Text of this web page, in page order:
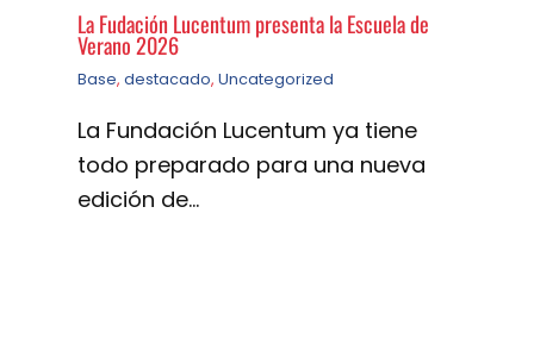
La Fudación Lucentum presenta la Escuela de
Verano 2026
Base, destacado, Uncategorized
La Fundación Lucentum ya tiene
todo preparado para una nueva
edición de…